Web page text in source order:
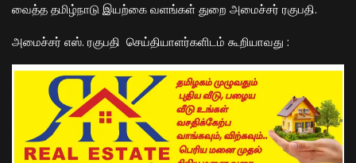
வைத்த தமிழ்நாடு இயற்கை வளங்கள் துறை அமைச்சர் ரகுபதி.
அமைச்சர் எஸ். ரகுபதி செய்தியாளர்களிடம் கூறியாவது :